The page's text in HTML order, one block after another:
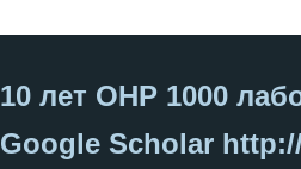
10 лет ОНР 1000
Google Scholar